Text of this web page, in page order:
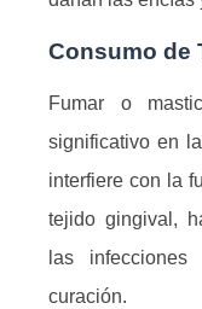
Consumo de
Fumar o
significativo en
interfiere con la
tejido gingival,
las
curación.